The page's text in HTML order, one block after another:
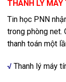
THANH LÝ MÁY
Tin học PNN
trong phòng net.
thanh toán một
√ Thanh lý máy